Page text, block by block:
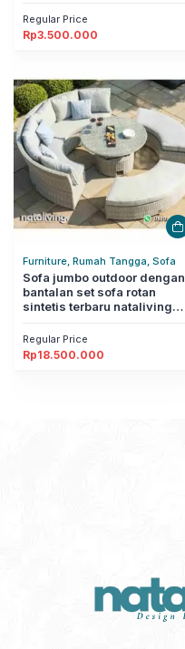
Regular Price
Rp3.500.000
Furniture, Rumah Tangga, Sofa
Sofa jumbo outdoor dengan
bantalan set sofa rotan
sintetis terbaru nataliving
Regular Price
Rp18.500.000